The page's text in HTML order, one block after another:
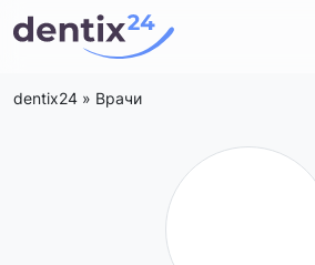
dentix24 » Врачи